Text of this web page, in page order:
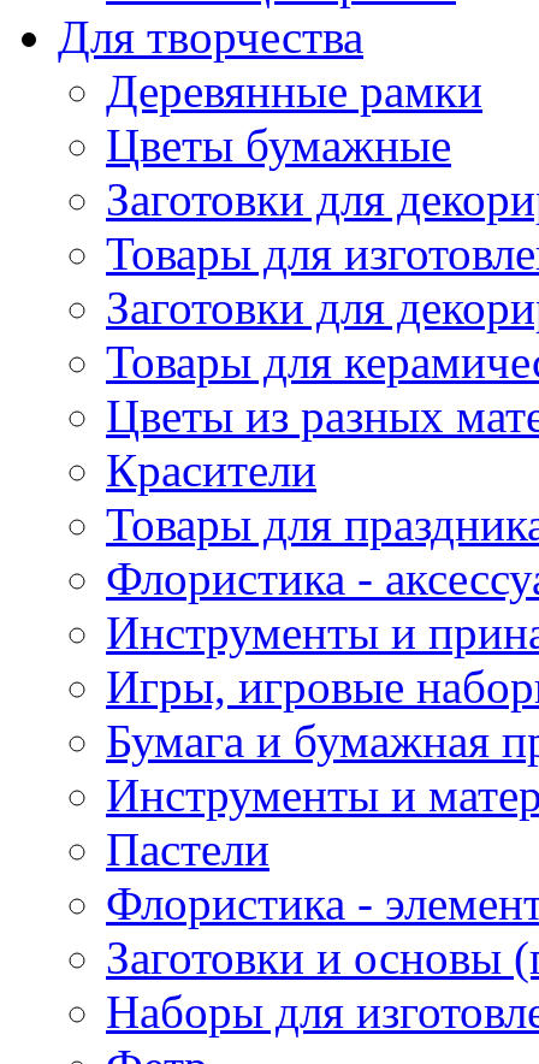
Для творчества
Деревянные рамки
Цветы бумажные
Заготовки для
Товары для
Заготовки для
Товары для
Цветы из разных
Красители
Товары для
Флористика -
Инструменты и
Игры, игровые
Бумага и бумажная
Инструменты и
Пастели
Флористика -
Заготовки и основы
Наборы для